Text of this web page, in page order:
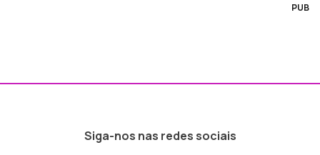
PUB
Siga-nos nas redes sociais